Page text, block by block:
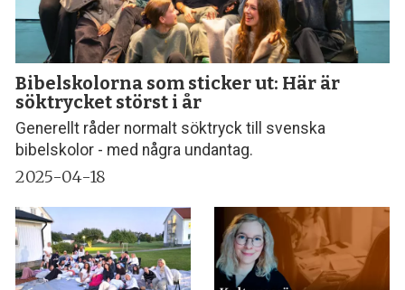
Bibelskolorna som sticker ut: Här är
söktrycket störst i år
Generellt råder normalt söktryck till svenska
bibelskolor - med några undantag.
2025-04-18